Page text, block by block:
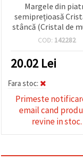
Margele din
semiprețioasă
stâncă (Cristal de
naturale, Calitate A
transparente,
aprox. 33 bucăți pe
handmade, beading
COD: 142282
20.02 Lei
Fara stoc:
Primeste
email cand
revine in stoc.